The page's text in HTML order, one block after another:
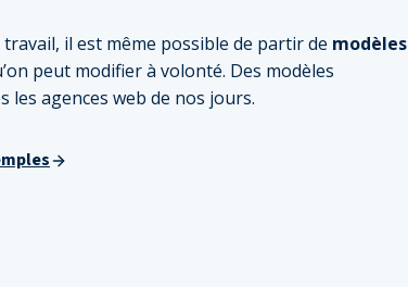
il est même possible de partir de modèles
peut modifier à volonté. Des modèles
les agences web de nos jours.